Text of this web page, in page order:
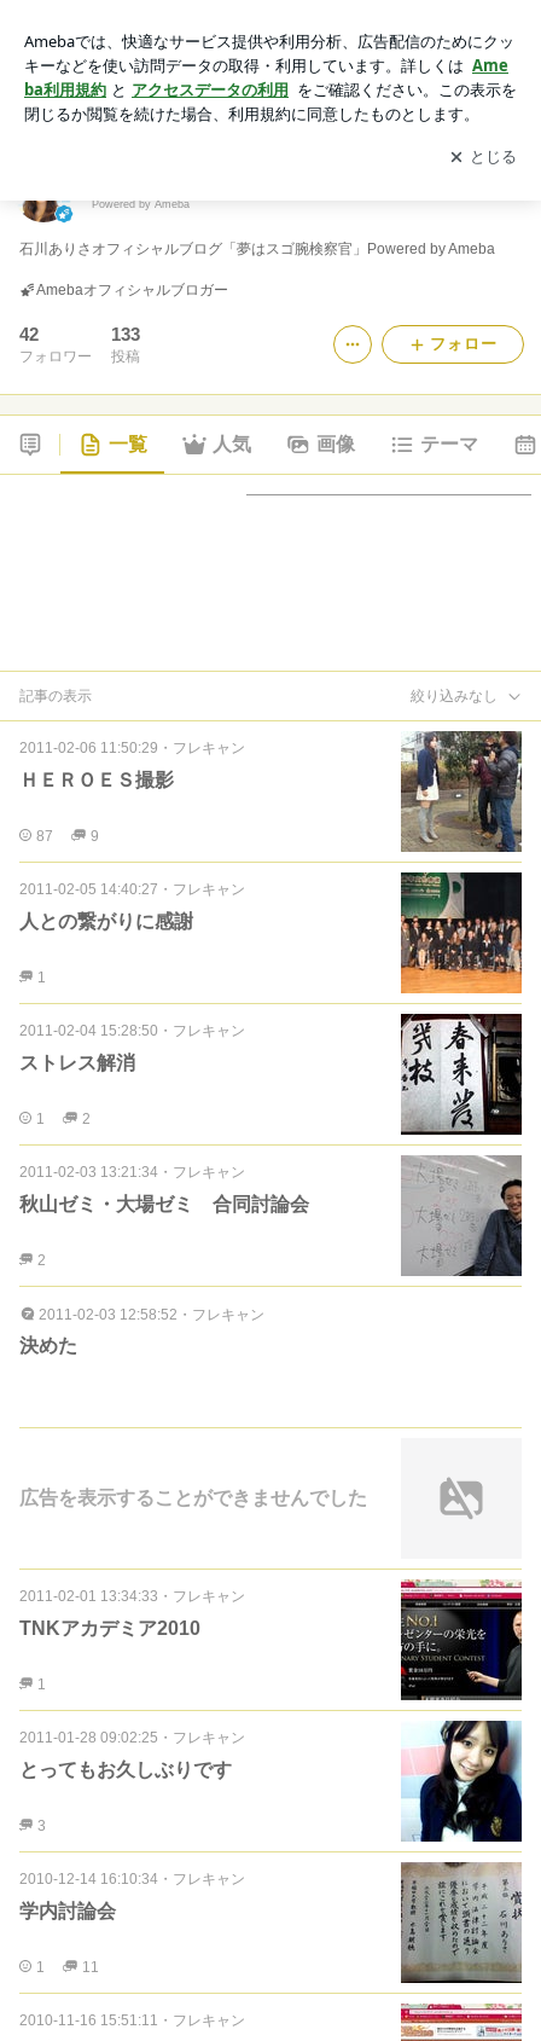
by Amebaアプリをダウンロードして ブログの更新通知
を受け取りまし
ょう。
開く
Powered by Ameba
石川ありさオフィシャルブログ「夢はスゴ腕検察官」Powered by Ameba
Amebaオフィシャルブロガー
42
フォロワー
133
投稿
フォロー
一覧 人気 画像 テーマ
記事の表示 絞り込みなし
2011-02-06 11:50:29 ・ フレキャン
ＨＥＲＯＥＳ撮影
87 9
2011-02-05 14:40:27 ・ フレキャン
人との繋がりに感謝
1
2011-02-04 15:28:50 ・ フレキャン
ストレス解消
1 2
2011-02-03 13:21:34 ・ フレキャン
秋山ゼミ・大場ゼミ 合同討論会
2
2011-02-03 12:58:52 ・ フレキャン
決めた
広告を表示することができませんでした
2011-02-01 13:34:33 ・ フレキャン
TNKアカデミア2010
1
2011-01-28 09:02:25 ・ フレキャン
とってもお久しぶりです
3
2010-12-14 16:10:34 ・ フレキャン
学内討論会
1 11
2010-11-16 15:51:11 ・ フレキャン